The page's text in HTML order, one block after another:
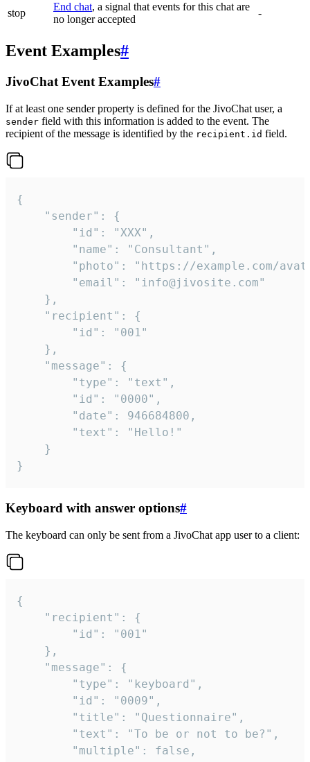
stop
End chat, a signal that events for this chat are
no longer accepted
-
Event Examples#
JivoChat Event Examples#
If at least one sender property is defined for the JivoChat user, a
sender field with this information is added to the event. The
recipient of the message is identified by the recipient.id field.
{
}
Keyboard with answer options#
The keyboard can only be sent from a JivoChat app user to a client:
{